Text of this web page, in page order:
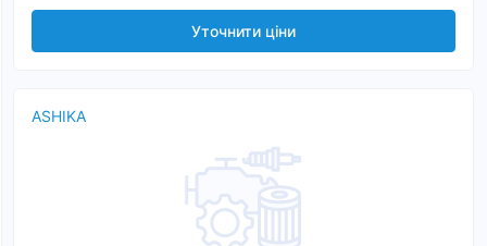
Уточнити ціни
ASHIKA